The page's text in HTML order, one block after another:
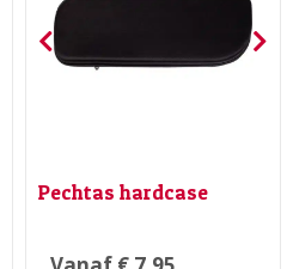
Pechtas hardcase